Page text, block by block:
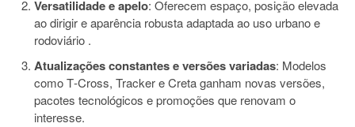
Versatilidade e apelo: Oferecem espaço, posição elevada
ao dirigir e aparência robusta adaptada ao uso urbano e
rodoviário .
Atualizações constantes e versões variadas: Modelos
como T‑Cross, Tracker e Creta ganham novas versões,
pacotes tecnológicos e promoções que renovam o
interesse.